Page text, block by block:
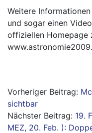
Weitere
und sogar einen
offiziellen Homepage
sichtbar
19.
MEZ, 20. Feb. ):